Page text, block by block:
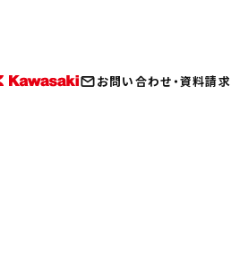
お問い合わせ・資料請求